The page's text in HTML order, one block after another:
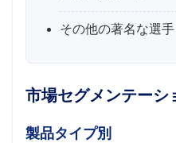
その他の著名な選手
市場セグメンテーシ
製品タイプ別